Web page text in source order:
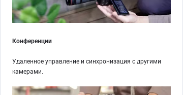
Конференции
Удаленное управление и синхронизация с другими
камерами.